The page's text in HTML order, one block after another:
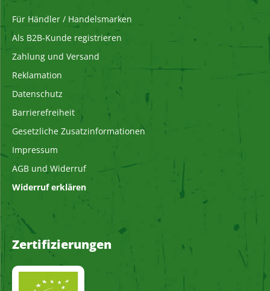
Für Händler / Handelsmarken
Als B2B-Kunde registrieren
Zahlung und Versand
Reklamation
Datenschutz
Barrierefreiheit
Gesetzliche Zusatzinformationen
Impressum
AGB und Widerruf
Widerruf erklären
Zertifizierungen